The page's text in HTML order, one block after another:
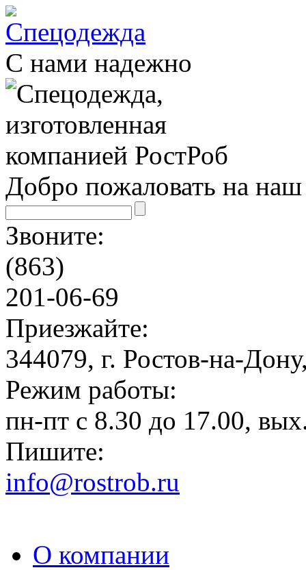
С нами надежно
Добро пожаловать на наш
Звоните:
(863)
201-06-69
Приезжайте:
344079, г. Ростов-на-
Режим работы:
пн-пт с 8.30 до 17.00,
Пишите:
info@rostrob.ru
О компании